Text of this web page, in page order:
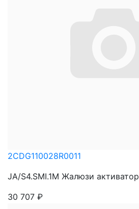
2CDG110028R0011
JA/S4.SMI.1M Жалюзи
30 707 ₽